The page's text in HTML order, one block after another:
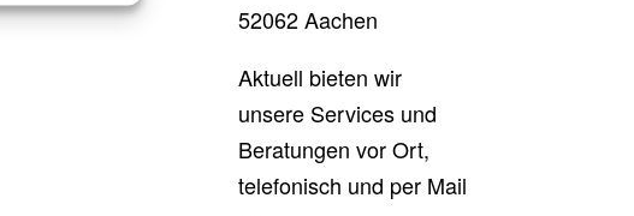
52062 Aachen
Aktuell bieten wir
unsere Services und
Beratungen vor Ort,
telefonisch und per Mail